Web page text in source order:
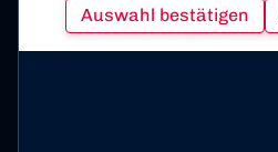
Auswahl bestätigen